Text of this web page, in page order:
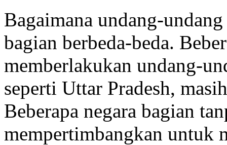
Bagaimana undang-
bagian berbeda-beda.
memberlakukan undang-
seperti Uttar Pradesh,
Beberapa negara bagian
mempertimbangkan untuk